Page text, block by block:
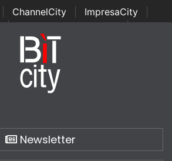
ChannelCity ImpresaCity
| Italian Channel Awards | Italian
Italian Security Awards
Newsletter